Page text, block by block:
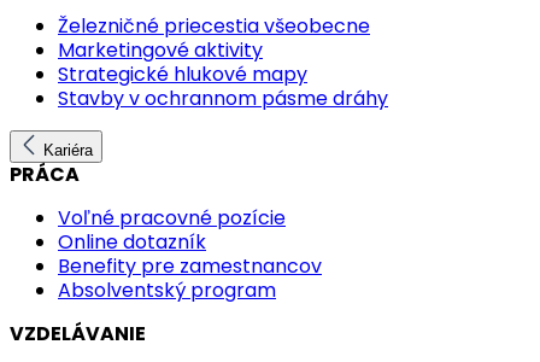
Železničné priecestia všeobecne
Marketingové aktivity
Strategické hlukové mapy
Stavby v ochrannom pásme dráhy
Kariéra
PRÁCA
Voľné pracovné pozície
Online dotazník
Benefity pre zamestnancov
Absolventský program
VZDELÁVANIE